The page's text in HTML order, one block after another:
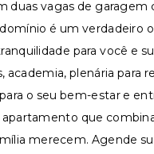
duas vagas de
é um verdadeiro
para você e
academia, plenária para
o seu bem-estar e
que
merecem. Agende